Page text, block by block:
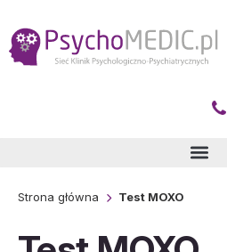
do
treści
Strona główna Test MOXO